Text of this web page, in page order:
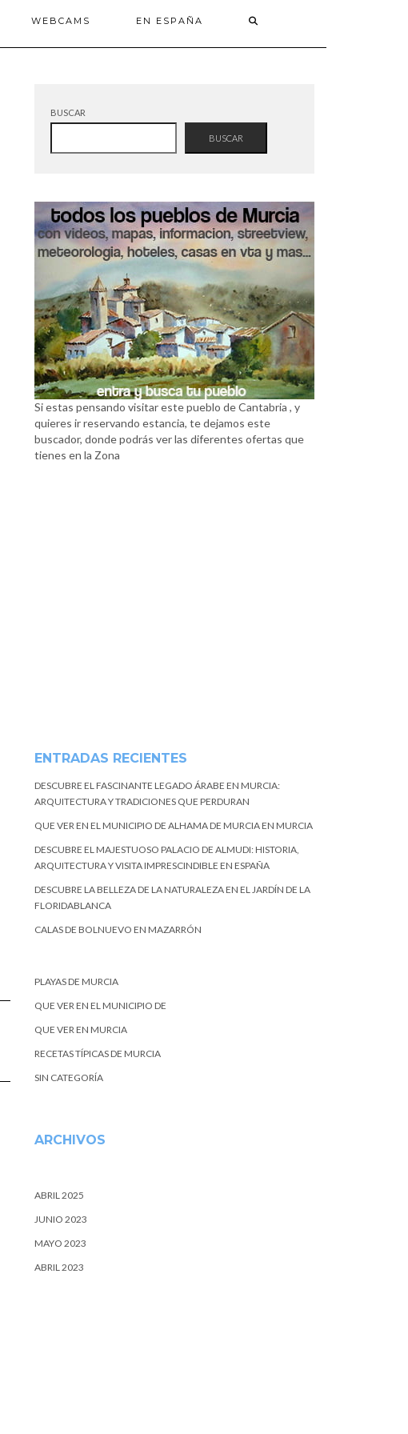
WEBCAMS EN ESPAÑA
BUSCAR
BUSCAR
Si estas pensando visitar este pueblo de Cantabria , y
quieres ir reservando estancia, te dejamos este
buscador, donde podrás ver las diferentes ofertas que
tienes en la Zona
ENTRADAS RECIENTES
DESCUBRE EL FASCINANTE LEGADO ÁRABE EN MURCIA:
ARQUITECTURA Y TRADICIONES QUE PERDURAN
QUE VER EN EL MUNICIPIO DE ALHAMA DE MURCIA EN MURCIA
DESCUBRE EL MAJESTUOSO PALACIO DE ALMUDI: HISTORIA,
ARQUITECTURA Y VISITA IMPRESCINDIBLE EN ESPAÑA
DESCUBRE LA BELLEZA DE LA NATURALEZA EN EL JARDÍN DE LA
FLORIDABLANCA
CALAS DE BOLNUEVO EN MAZARRÓN
PLAYAS DE MURCIA
QUE VER EN EL MUNICIPIO DE
QUE VER EN MURCIA
RECETAS TÍPICAS DE MURCIA
SIN CATEGORÍA
ARCHIVOS
ABRIL 2025
JUNIO 2023
MAYO 2023
ABRIL 2023